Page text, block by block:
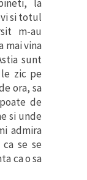
la
si totul
m-au
mai vina
sunt
zic pe
ora, sa
de
si unde
admira
se se
ca o sa